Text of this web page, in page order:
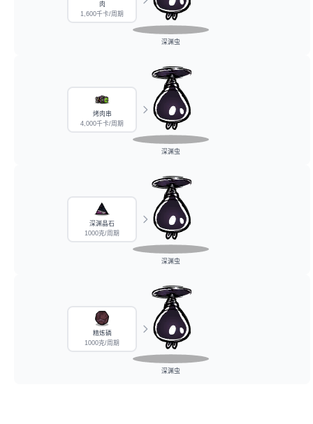
肉
1,600千卡/周期
深渊虫
烤肉串
4,000千卡/周期
深渊虫
深渊晶石
1000克/周期
深渊虫
精炼磷
1000克/周期
深渊虫